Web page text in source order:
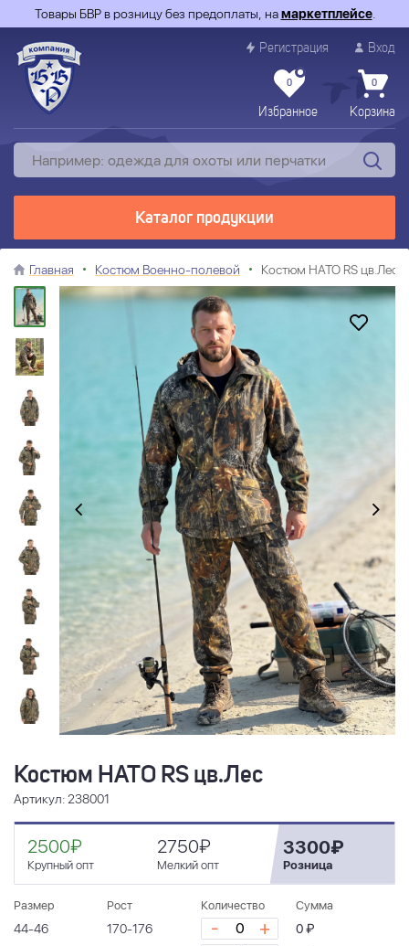
Товары БВР в розницу без предоплаты, намаркетплейсе.
Регистрация Вход
0
Избранное
0
Корзина
Каталог продукции
Главная Костюм Военно-полевой Костюм НАТО RS цв.Лес
Костюм НАТО RS цв.Лес
Артикул: 238001
2500₽
Крупный опт
2750₽
Мелкий опт
3300₽
Розница
Размер Рост Количество Сумма
44-46 170-176 - +
0 ₽